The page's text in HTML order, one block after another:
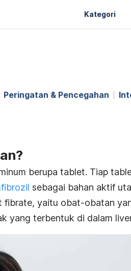
Kategori
Peringatan & Pencegahan
berupa tablet. Tiap
sebagai bahan aktif
fibrate, yaitu obat-obatan
yang terbentuk di dalam